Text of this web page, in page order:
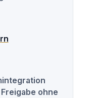
ohne